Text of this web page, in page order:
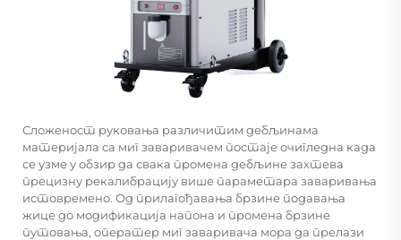
Сложеност руковања различитим дебљинама
материјала са миг заваривачем постаје очигледна када
се узме у обзир да свака промена дебљине захтева
прецизну рекалибрацију више параметара заваривања
истовремено. Од прилагођавања брзине подавања
жице до модификација напона и промена брзине
путовања, оператер миг заваривача мора да прелази